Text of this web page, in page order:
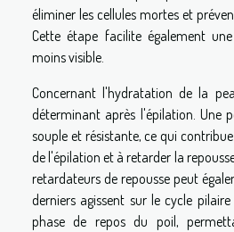
éliminer les cellules mortes et
Cette étape facilite également
moins visible.
Concernant l'hydratation de la
déterminant après l'épilation. Une
souple et résistante, ce qui
de l'épilation et à retarder la
retardateurs de repousse peut
derniers agissent sur le cycle
phase de repos du poil,